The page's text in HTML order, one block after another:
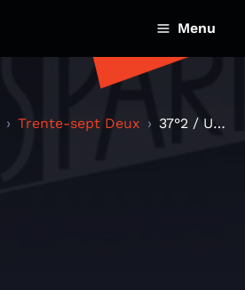
Menu
Trente-sept Deux 37°2 / Une femme qui aime les hommes